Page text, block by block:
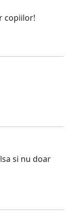
copiilor!
si nu doar